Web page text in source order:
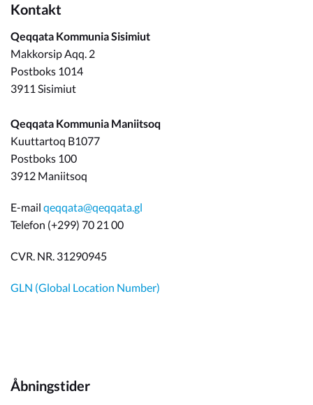
Kontakt
Qeqqata Kommunia Sisimiut
Makkorsip Aqq. 2
Postboks 1014
3911 Sisimiut
Qeqqata Kommunia Maniitsoq
Kuuttartoq B1077
Postboks 100
3912 Maniitsoq
E-mail qeqqata@qeqqata.gl
Telefon (+299) 70 21 00
CVR. NR. 31290945
GLN (Global Location Number)
Åbningstider